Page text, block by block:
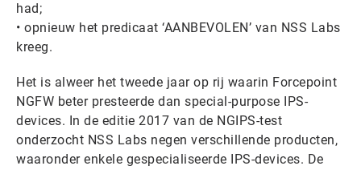
had;
• opnieuw het predicaat ‘AANBEVOLEN’ van NSS Labs
kreeg.
Het is alweer het tweede jaar op rij waarin Forcepoint
NGFW beter presteerde dan special-purpose IPS-
devices. In de editie 2017 van de NGIPS-test
onderzocht NSS Labs negen verschillende producten,
waaronder enkele gespecialiseerde IPS-devices. De